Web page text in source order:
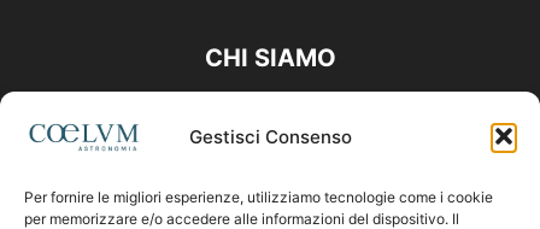
Gestisci Consenso
Per fornire le migliori esperienze, utilizziamo tecnologie come i cookie
per memorizzare e/o accedere alle informazioni del dispositivo. Il
CHI SIAMO
Contattaci:coelumastro@coelum.com
SEGUICI